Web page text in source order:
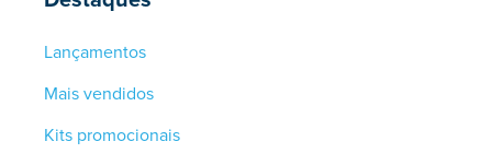
Lançamentos
Mais vendidos
Kits promocionais